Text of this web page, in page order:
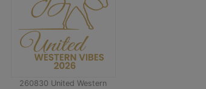
260830 United Western